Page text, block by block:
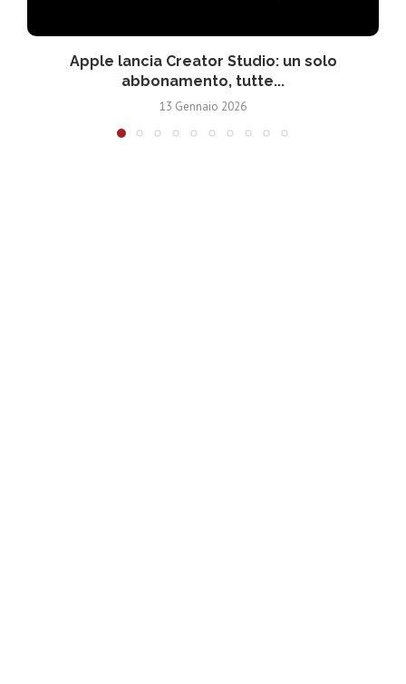
Apple lancia Creator Studio: un solo
abbonamento, tutte...
13 Gennaio 2026